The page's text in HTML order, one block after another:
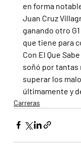
en forma
Juan Cruz
ganando otro
que tiene para
Con El Que
soñó por tantas
superar los
últimamente y
Carreras